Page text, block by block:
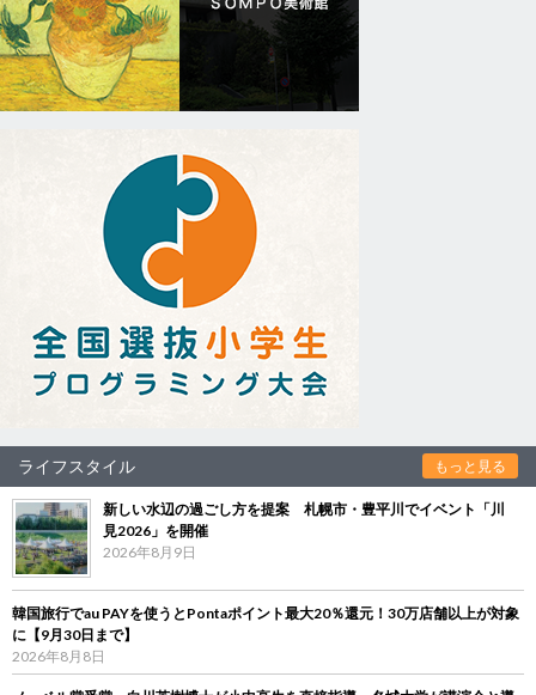
ライフスタイル もっと見る
新しい水辺の過ごし方を提案 札幌市・豊平川でイベント「川
見2026」を開催
2026年8月9日
韓国旅行でau PAYを使うとPontaポイント最大20％還元！30万店舗以上が対象
に【9月30日まで】
2026年8月8日